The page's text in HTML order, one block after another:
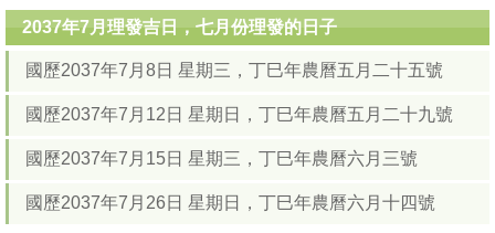
2037年7月理發吉日，七月份理發的日子
國歷2037年7月8日 星期三，丁巳年農曆五月二十五號
國歷2037年7月12日 星期日，丁巳年農曆五月二十九號
國歷2037年7月15日 星期三，丁巳年農曆六月三號
國歷2037年7月26日 星期日，丁巳年農曆六月十四號